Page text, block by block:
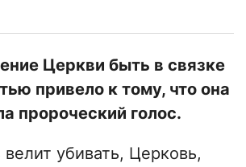
Церкви быть в связке
привело к тому, что она
пророческий голос.
велит убивать, Церковь,